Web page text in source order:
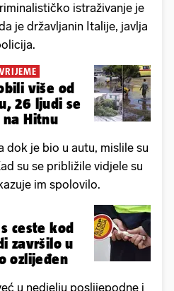
istraživanje je
je državljanin Italije, javlja
više od
26 ljudi se
Hitnu
dok je bio u autu, mislile su
su se približile vidjele su
im spolovilo.
ceste kod
završilo u
ozlijeđen
u nedjelju poslijepodne i